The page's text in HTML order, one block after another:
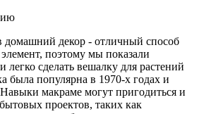
домашний декор - отличный способ
поэтому мы показали
легко сделать вешалку для растений
была популярна в 1970-х годах и
макраме могут пригодиться и
проектов, таких как